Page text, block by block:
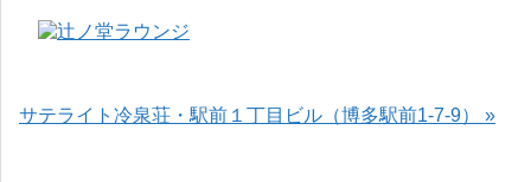
サテライト冷泉荘・駅前１丁目ビル（博多駅前1-7-9） »